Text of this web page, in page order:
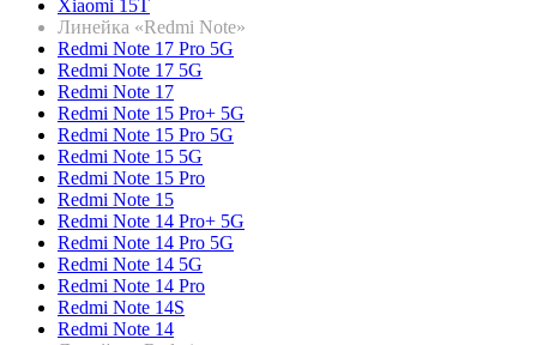
Xiaomi 15T
Линейка «Redmi Note»
Redmi Note 17 Pro 5G
Redmi Note 17 5G
Redmi Note 17
Redmi Note 15 Pro+ 5G
Redmi Note 15 Pro 5G
Redmi Note 15 5G
Redmi Note 15 Pro
Redmi Note 15
Redmi Note 14 Pro+ 5G
Redmi Note 14 Pro 5G
Redmi Note 14 5G
Redmi Note 14 Pro
Redmi Note 14S
Redmi Note 14